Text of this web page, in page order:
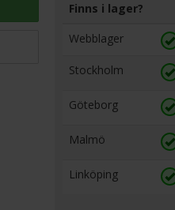
Finns i lager?
Webblager
Stockholm
Göteborg
Malmö
Linköping